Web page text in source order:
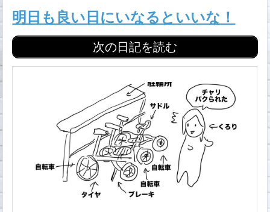
明日も良い日にいなるといいな！
次の日記を読む